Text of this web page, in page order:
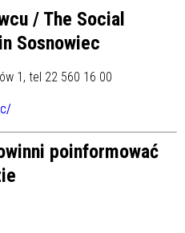
/ The Social
Sosnowiec
1, tel 22 560 16 00
poinformować